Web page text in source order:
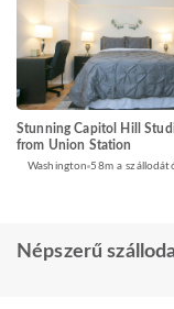
Stunning Capitol Hill
from Union Station
Washington 58m a
Népszerű szálloda